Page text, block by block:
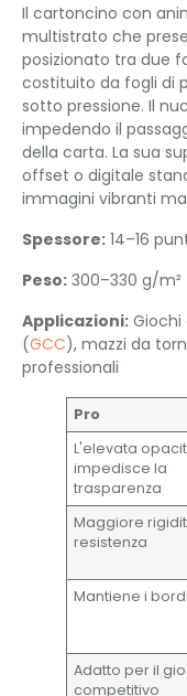
Il cartoncino con
multistrato che
posizionato tra due
costituito da fogli di
sotto pressione. Il
impedendo il
della carta. La sua
offset o digitale
immagini vibranti
Spessore: 14–16
Peso: 300–330 g/m²
Applicazioni:
(GCC), mazzi da
professionali
Pro
L'elevata
impedisce la
trasparenza
Maggiore
resistenza
Mantiene i
Adatto per il
competitivo